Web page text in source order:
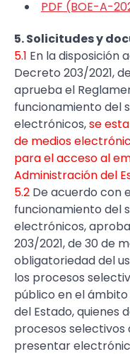
PDF (BOE-A-
5. Solicitudes y
5.1 En la disposición
Decreto 203/2021,
aprueba el
funcionamiento del
electrónicos,se
de medios
para el acceso al
Administración del
5.2 De acuerdo con
funcionamiento del
electrónicos,
203/2021, de 30 de
obligatoriedad del
los procesos
público en el
del Estado, quienes
procesos
presentar